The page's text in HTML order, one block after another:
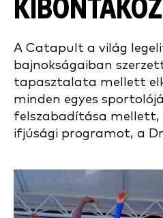
A Catapult a világ
bajnokságaiban
tapasztalata mellett
minden egyes
felszabadítása mellett,
ifjúsági programot, a